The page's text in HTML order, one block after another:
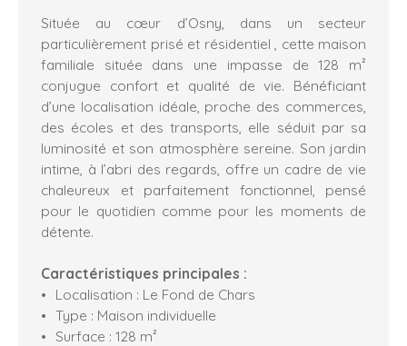
Située au cœur d’Osny, dans un secteur
particulièrement prisé et résidentiel , cette maison
familiale située dans une impasse de 128 m²
conjugue confort et qualité de vie. Bénéficiant
d’une localisation idéale, proche des commerces,
des écoles et des transports, elle séduit par sa
luminosité et son atmosphère sereine. Son jardin
intime, à l’abri des regards, offre un cadre de vie
chaleureux et parfaitement fonctionnel, pensé
pour le quotidien comme pour les moments de
détente.
Caractéristiques principales :
Localisation : Le Fond de Chars
Type : Maison individuelle
Surface : 128 m²